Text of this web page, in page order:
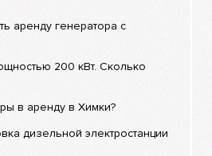
аренду генератора с
200 кВт. Сколько
в аренду в Химки?
дизельной электростанции